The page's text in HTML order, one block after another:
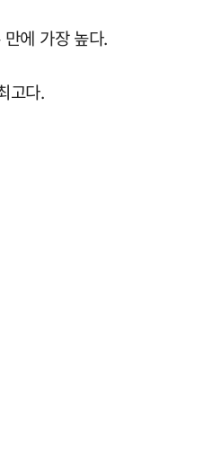
에 가장 높다.
고다.